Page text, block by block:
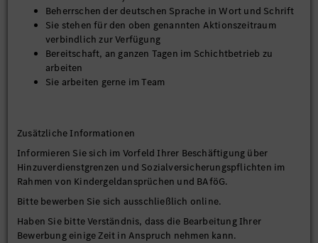
Beherrschen der deutschen Sprache in Wort und Schrift
Sie stehen für den oben genannten Aktionszeitraum
verbindlich zur Verfügung
Bereitschaft, an ganzen Tagen im Schichtbetrieb zu
arbeiten
Sie arbeiten gerne im Team
Zusätzliche Informationen
Informieren Sie sich im Vorfeld Ihrer Beschäftigung über
Hinzuverdienstgrenzen und Sozialversicherungspflichten im
Rahmen von Kindergeldansprüchen und BAföG.
Bitte bewerben Sie sich ausschließlich online.
Haben Sie bitte Verständnis, dass die Bearbeitung Ihrer
Bewerbung einige Zeit in Anspruch nehmen kann.